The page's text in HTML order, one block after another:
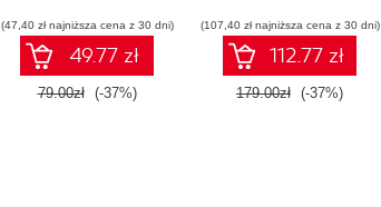
SQL na potrzeby
praktycznych
zastosowań. Wydanie
IV
(47,40 zł najniższa cena z 30 dni)
49.77 zł
79.00zł (-37%)
(107,40 zł najniższa cena z 30 dni)
112.77 zł
179.00zł (-37%)